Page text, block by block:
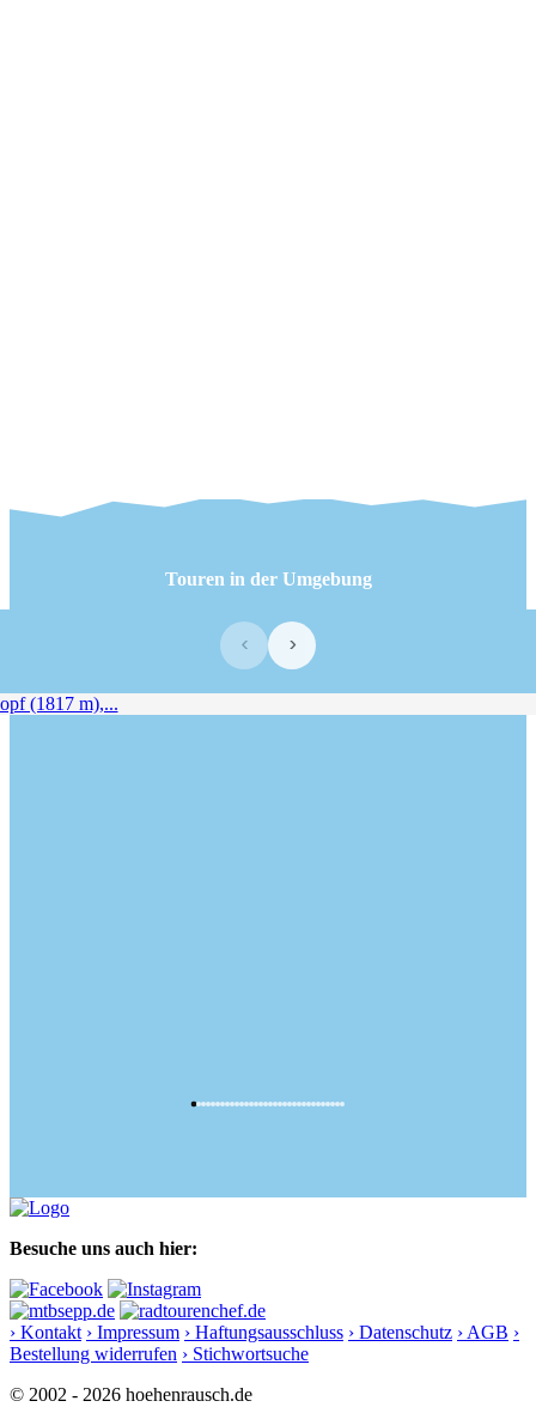
Touren in der Umgebung
‹ ›
Besuche uns auch hier:
› Kontakt › Impressum › Haftungsausschluss › Datenschutz › AGB ›
Bestellung widerrufen › Stichwortsuche
© 2002 - 2026 hoehenrausch.de